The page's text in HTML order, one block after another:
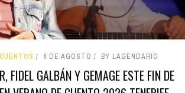
6 DE AGOSTO BY LAGENDARIO
FIDEL GALBÁN Y GEMAGE ESTE FIN DE